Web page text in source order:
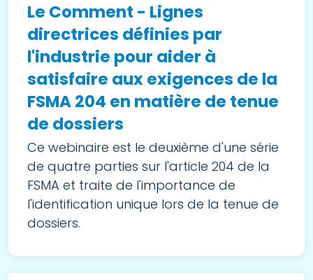
Le Comment - Lignes
directrices définies par
l'industrie pour aider à
satisfaire aux exigences de la
FSMA 204 en matière de tenue
de dossiers
Ce webinaire est le deuxième d'une série
de quatre parties sur l'article 204 de la
FSMA et traite de l'importance de
l'identification unique lors de la tenue de
dossiers.